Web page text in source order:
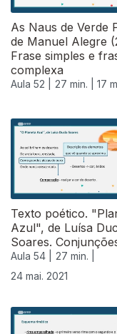
As Naus de Verde
de Manuel Alegre
Frase simples e
complexa
Aula 52 | 27 min. | 17
Texto poético.
Azul", de Luísa
Soares.
Aula 54 |
27 min. |
24 mai. 2021